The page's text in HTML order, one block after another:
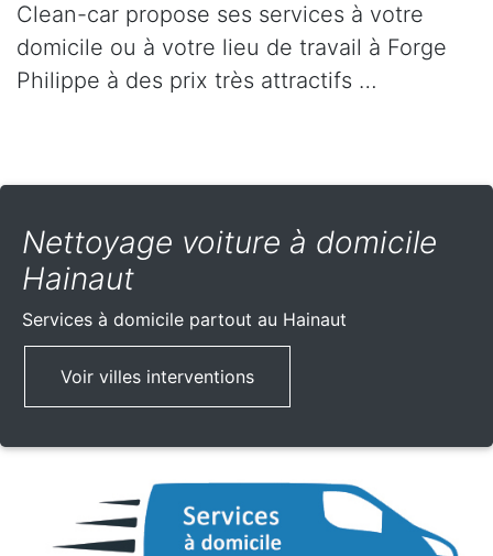
Clean-car propose ses services à votre
domicile ou à votre lieu de travail à Forge
Philippe à des prix très attractifs …
Nettoyage voiture à domicile
Hainaut
Services à domicile partout au Hainaut
Voir villes interventions